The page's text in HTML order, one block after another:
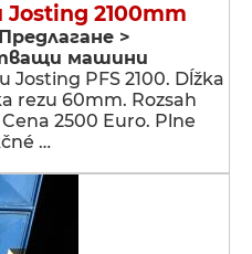
Josting 2100mm
>
машини
PFS 2100. Dĺžka
rezu 60mm. Rozsah
2500 Euro. Plne
…